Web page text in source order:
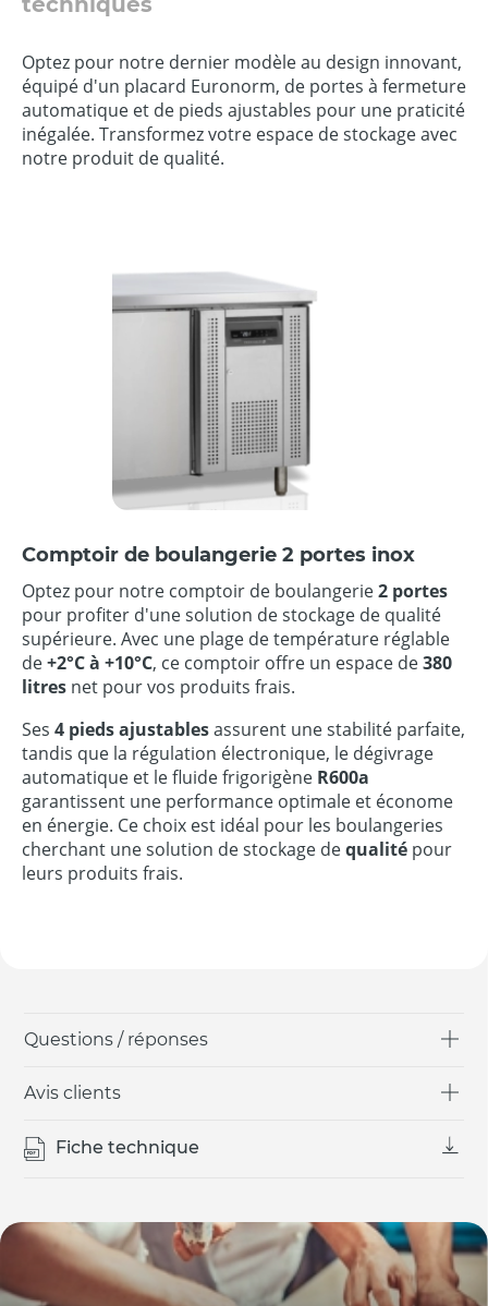
Questions / réponses
Avis clients
Fiche technique
Optez pour notre dernier modèle au design innovant,
équipé d'un placard Euronorm, de portes à fermeture
automatique et de pieds ajustables pour une praticité
inégalée. Transformez votre espace de stockage avec
notre produit de qualité.
Comptoir de boulangerie 2 portes inox
Optez pour notre comptoir de boulangerie2 portes
pour profiter d'une solution de stockage de qualité
supérieure. Avec une plage de température réglable
de+2°C à +10°C, ce comptoir offre un espace de380
litres net pour vos produits frais.
Ses 4 pieds ajustablesassurent une stabilité parfaite,
tandis que la régulation électronique, le dégivrage
automatique et le fluide frigorigène R600a
garantissent une performance optimale et économe
en énergie. Ce choix est idéal pour les boulangeries
cherchant une solution de stockage dequalité pour
leurs produits frais.